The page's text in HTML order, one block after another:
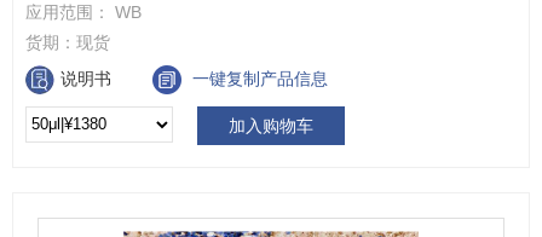
应用范围： WB
货期： 现货
说明书
一键复制产品信息
加入购物车